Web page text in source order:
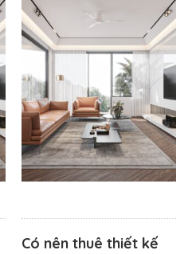
Có nên thuê thiết kế